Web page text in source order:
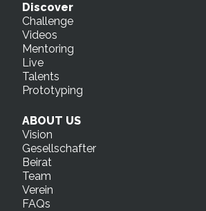
Discover
Challenge
Videos
Mentoring
Live
Talents
Prototyping
ABOUT US
Vision
Gesellschafter
Beirat
Team
Verein
FAQs